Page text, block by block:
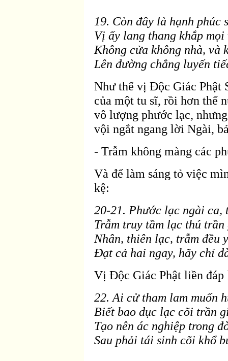
19. Còn đây là hạnh phúc
Vị ấy lang thang khắp mọi
Không cửa không nhà, và
Lên đường chẳng luyến
Như thế vị Ðộc Giác Phật
của một tu sĩ, rồi hơn thế
vô lượng phước lạc,
vội ngắt ngang lời Ngài,
- Trẫm không màng các
Và để làm sáng tỏ việc
kệ:
20-21. Phước lạc ngài ca,
Trẫm truy tầm lạc thú trần
Nhân, thiên lạc, trẫm đều y
Ðạt cả hai ngay, hãy chỉ đ
Vị Ðộc Giác Phật liền
22. Ai cử tham lam muốn
Biết bao dục lạc cõi trần
Tạo nên ác nghiệp trong
Sau phải tái sinh cõi khổ